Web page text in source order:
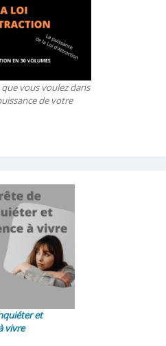
vous voulez dans
de votre
et
vivre